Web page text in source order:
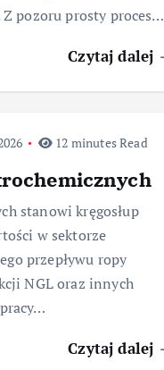
pozoru prosty proces…
Czytaj dalej
12 minutes Read
stanowi kręgosłup
w sektorze
przepływu ropy
NGL oraz innych
Czytaj dalej